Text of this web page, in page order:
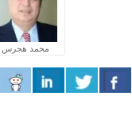
محمد هجرس